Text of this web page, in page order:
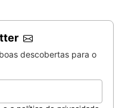
descobertas para o